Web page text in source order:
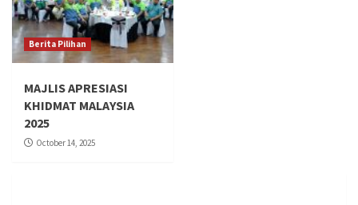
Berita Pilihan
MAJLIS APRESIASI
KHIDMAT MALAYSIA
2025
October 14, 2025